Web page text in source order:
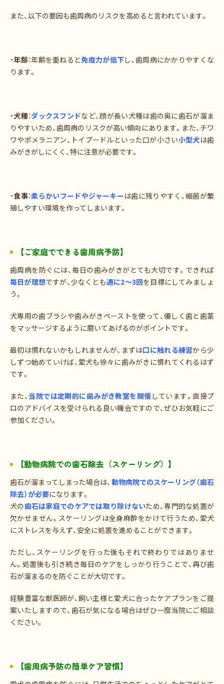
また、以下の要因も歯周病のリスクを高めると言われています。
・年齢：年齢を重ねると免疫力が低下し、歯周病にかかりやすくな
ります。
・犬種：ダックスフンドなど、顔が長い犬種は歯の奥に歯石が溜ま
りやすいため、歯周病のリスクが高い傾向にあります。また、チワ
ワやポメラニアン、トイプードルといった口が小さい小型犬は歯
みがきがしにくく、特に注意が必要です。
・食事：柔らかいフードやジャーキーは歯に残りやすく、細菌が繁
殖しやすい環境を作ってしまいます。
【ご家庭でできる歯周病予防】
歯周病を防ぐには、毎日の歯みがきがとても大切です。できれば
毎日が理想ですが、少なくとも週に2～3回を目標にしてみましょ
う。
犬専用の歯ブラシや歯みがきペーストを使って、優しく歯と歯茎
をマッサージするように磨いてあげるのがポイントです。
最初は慣れないかもしれませんが、まずは口に触れる練習から少
しずつ始めていけば、愛犬も徐々に歯みがきに慣れてくれるはず
です。
また、 当院では定期的に歯みがき教室を開催 しています。直接プ
ロのアドバイスを受けられる良い機会ですので、ぜひお気軽にご
参加ください。
【動物病院での歯石除去（スケーリング）】
歯石が溜まってしまった場合は、 動物病院でのスケーリング（歯石
除去）が必要になります。
犬の歯石は家庭でのケアでは取り除けないため、専門的な処置が
欠かせません。スケーリングは全身麻酔をかけて行うため、愛犬
にストレスを与えず、安全に処置を進めることができます。
ただし、スケーリングを行った後もそれで終わりではありませ
ん。処置後も引き続き毎日のケアをしっかり行うことで、再び歯
石が溜まるのを防ぐことが大切です。
経験豊富な獣医師が、飼い主様と愛犬に合ったケアプランをご提
案いたしますので、歯石が気になる場合はぜひ一度当院にご相談
ください。
【歯周病予防の簡単ケア習慣】